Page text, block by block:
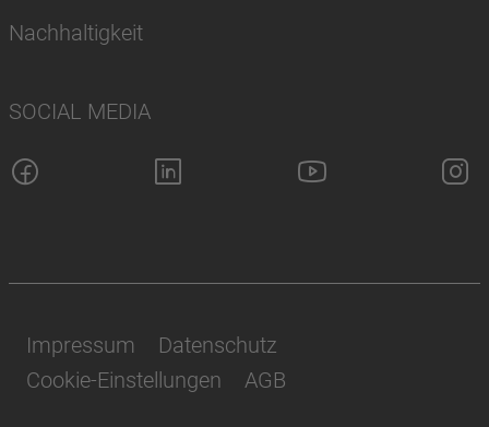
Nachhaltigkeit
SOCIAL MEDIA
Impressum
Datenschutz
Cookie-Einstellungen
AGB